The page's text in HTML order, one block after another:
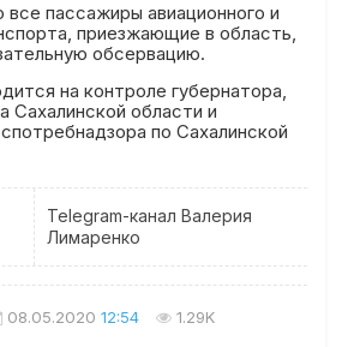
пассажиры авиационного и
приезжающие в область,
обсервацию.
на контроле губернатора,
Сахалинской области и
по Сахалинской
Telegram-канал Валерия
Лимаренко
08.05.2020 12:54 1.29K